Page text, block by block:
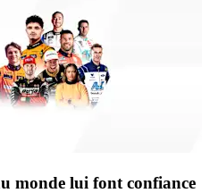
monde lui font confiance